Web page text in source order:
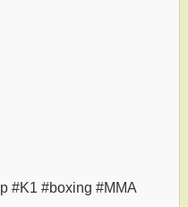
#K1 #boxing #MMA